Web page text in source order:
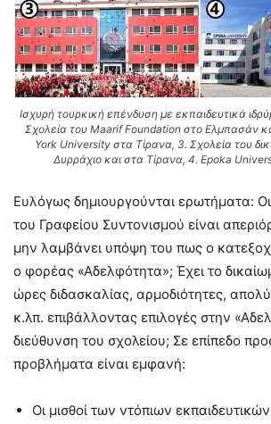
Ισχυρή τουρκική επένδυση με εκπαιδευτικά
Σχολεία του Maarif Foundation στο Ελμπασάν
York University στα Τίρανα, 3. Σχολεία του
Δυρράχιο και στα Τίρανα, 4. Epoka
Ευλόγως δημιουργούνται ερωτήματα:
του Γραφείου Συντονισμού είναι
μην λαμβάνει υπόψη του πως ο
ο φορέας «Αδελφότητα»; Έχει το
ώρες διδασκαλίας, αρμοδιότητες,
κ.λπ. επιβάλλοντας επιλογές στην
διεύθυνση του σχολείου; Σε επίπεδο
προβλήματα είναι εμφανή:
Οι μισθοί των ντόπιων